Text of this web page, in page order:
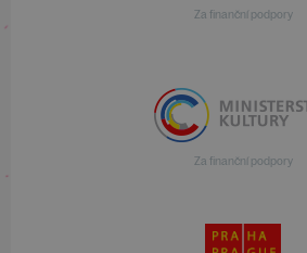
Za finanční podpory
Za finanční podpory